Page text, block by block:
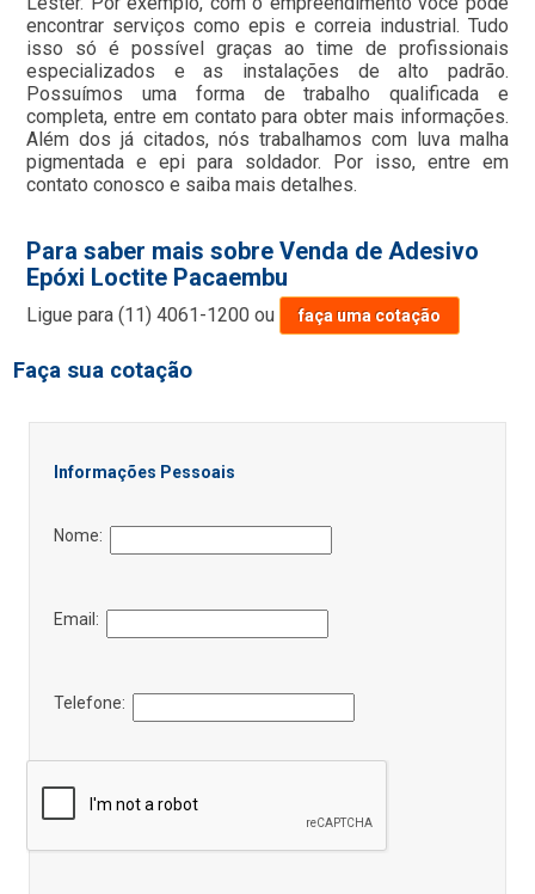
encontrar serviços como epis e correia industrial. Tudo
isso só é possível graças ao time de profissionais
especializados e as instalações de alto padrão.
Possuímos uma forma de trabalho qualificada e
completa, entre em contato para obter mais informações.
Além dos já citados, nós trabalhamos com luva malha
pigmentada e epi para soldador. Por isso, entre em
contato conosco e saiba mais detalhes.
Para saber mais sobre Venda de Adesivo
Epóxi Loctite Pacaembu
Ligue para(11) 4061-1200 ou faça uma cotação
Faça sua cotação
Informações Pessoais
Nome:
Email:
Telefone: